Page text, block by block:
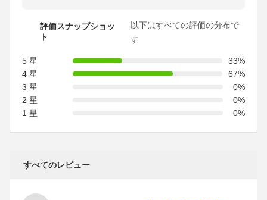
評価スナップショッ
ト
以下はすべての評価の分布で
す
5 星
33%
4 星
67%
3 星
0%
2 星
0%
1 星
0%
すべてのレビュー